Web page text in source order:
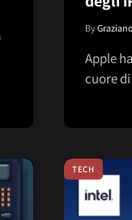
ByGraziano
Apple
cuore
TECH